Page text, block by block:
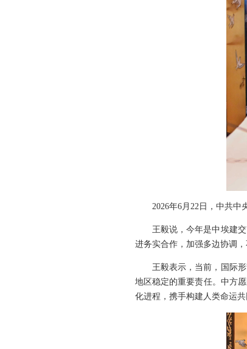
2026年6月22日，中共中
王毅说，今年是中埃建
进务实合作，加强多边协调
王毅表示，当前，国际
地区稳定的重要责任。中方
化进程，携手构建人类命运共